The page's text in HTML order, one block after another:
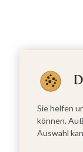
Sie helfen
können.
Auswahl